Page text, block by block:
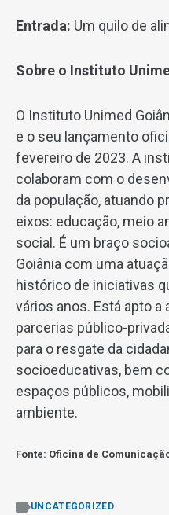
Entrada: Um quilo de
Sobre o Instituto
O Instituto Unimed
e o seu lançamento
fevereiro de 2023. A
colaboram com o
da população, atuando
eixos: educação, meio
social. É um braço
Goiânia com uma
histórico de iniciativas
vários anos. Está apto a
parcerias público-
para o resgate da
socioeducativas, bem
espaços públicos,
ambiente.
Fonte: Oficina de
UNCATEGORIZED